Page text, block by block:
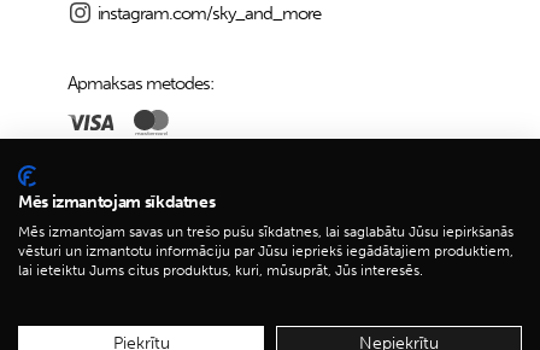
instagram.com/sky_and_more
Apmaksas metodes:
Piegādes iespējas:
Mēs izmantojam sīkdatnes
Mēs izmantojam savas un trešo pušu sīkdatnes, lai saglabātu Jūsu iepirkšanās
vēsturi un izmantotu informāciju par Jūsu iepriekš iegādātajiem produktiem,
lai ieteiktu Jums citus produktus, kuri, mūsuprāt, Jūs interesēs.
Piekrītu Nepiekrītu